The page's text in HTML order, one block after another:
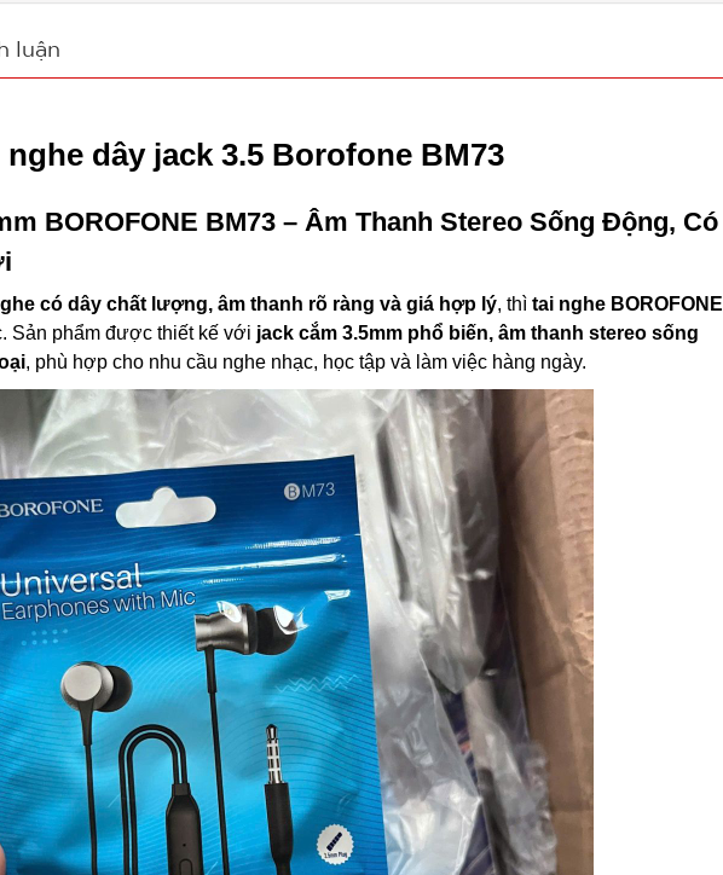
luận
nghe dây jack 3.5 Borofone BM73
BOROFONE BM73 – Âm Thanh Stereo Sống Động, Có
có dây chất lượng, âm thanh rõ ràng và giá hợp lý, thì tai nghe BOROFONE
Sản phẩm được thiết kế với jack cắm 3.5mm phổ biến, âm thanh stereo sống
, phù hợp cho nhu cầu nghe nhạc, học tập và làm việc hàng ngày.